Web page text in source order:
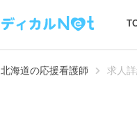
北海道の応援看護師 求人